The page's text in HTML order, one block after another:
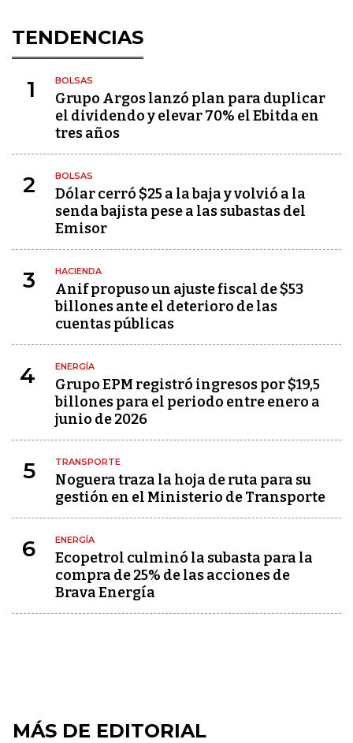
TENDENCIAS
1 BOLSAS
Grupo Argos lanzó plan para duplicar
el dividendo y elevar 70% el Ebitda en
tres años
2 BOLSAS
Dólar cerró $25 a la baja y volvió a la
senda bajista pese a las subastas del
Emisor
3 HACIENDA
Anif propuso un ajuste fiscal de $53
billones ante el deterioro de las
cuentas públicas
4 ENERGÍA
Grupo EPM registró ingresos por $19,5
billones para el periodo entre enero a
junio de 2026
5 TRANSPORTE
Noguera traza la hoja de ruta para su
gestión en el Ministerio de Transporte
6 ENERGÍA
Ecopetrol culminó la subasta para la
compra de 25% de las acciones de
Brava Energía
MÁS DE EDITORIAL